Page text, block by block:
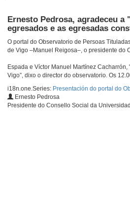
Ernesto Pedrosa, agradeceu
egresados e as egresadas
O portal do Observatorio de Persoas
de Vigo –Manuel Reigosa–, o presidente do
Espada e Víctor Manuel Martínez
Vigo”, dixo o director do observatorio. Os
i18n.one.Series: Presentación do portal do
Ernesto Pedrosa
Presidente do Consello Social da